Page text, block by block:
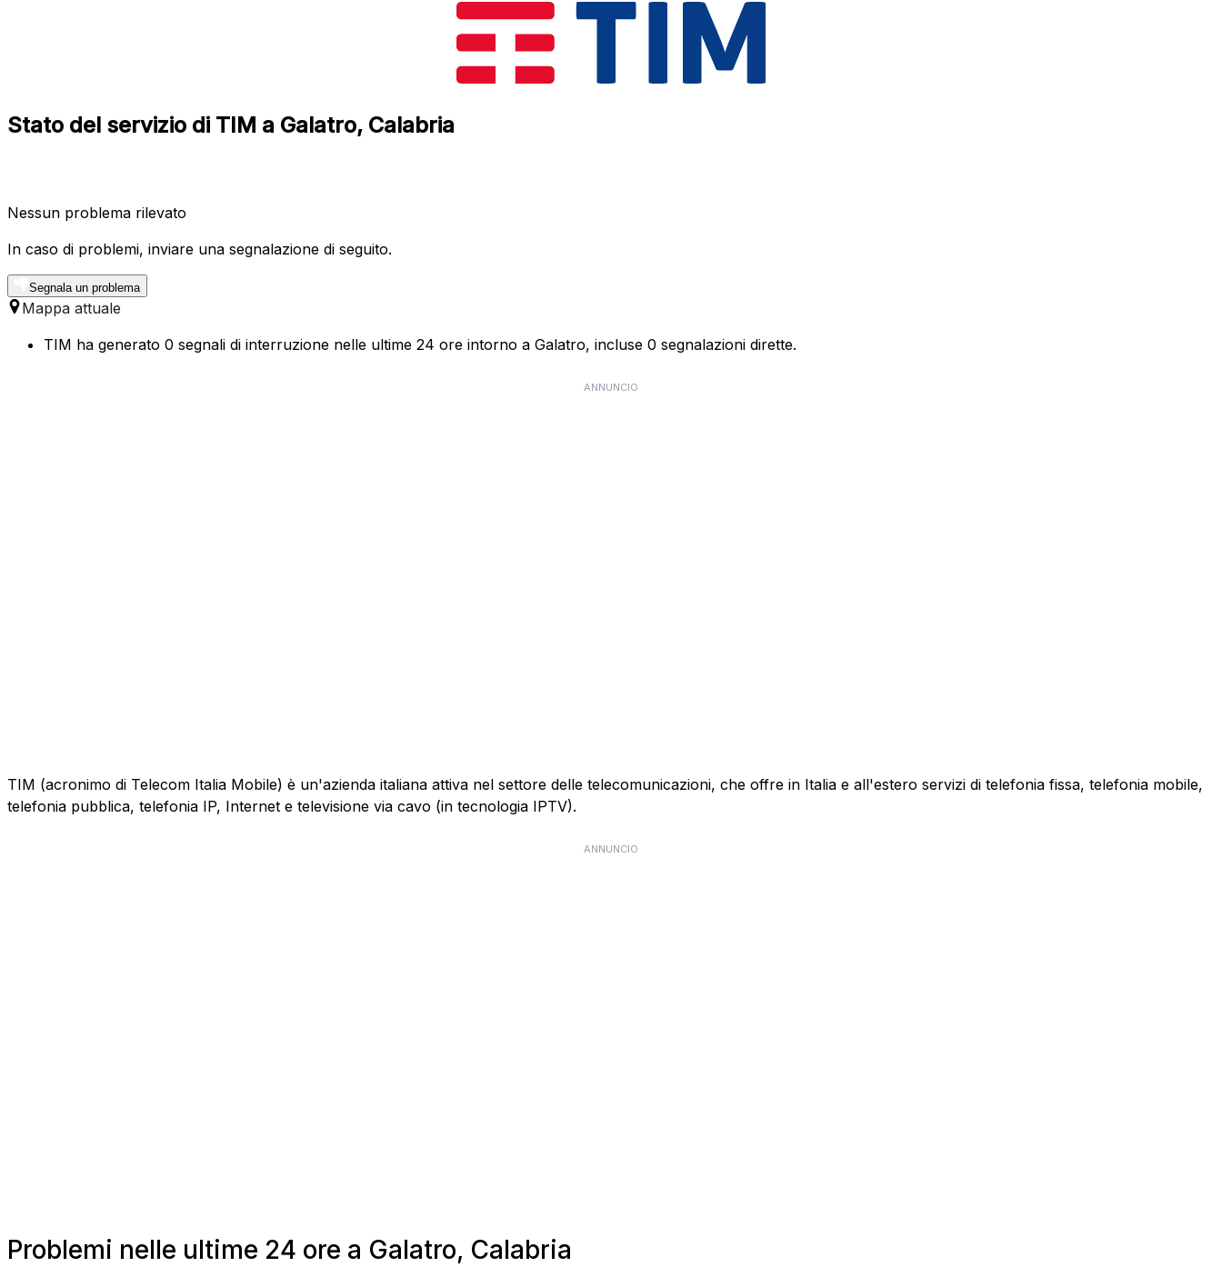
Stato del servizio di TIM a Galatro, Calabria
Nessun problema rilevato
In caso di problemi, inviare una segnalazione di seguito.
Segnala un problema
Mappa attuale
TIM ha generato 0 segnali di interruzione nelle ultime 24 ore intorno a Galatro, incluse 0 segnalazioni dirette.
ANNUNCIO
TIM (acronimo di Telecom Italia Mobile) è un'azienda italiana attiva nel settore delle telecomunicazioni, che offre in Italia e all'estero servizi di telefonia fissa, telefonia mobile,
telefonia pubblica, telefonia IP, Internet e televisione via cavo (in tecnologia IPTV).
ANNUNCIO
Problemi nelle ultime 24 ore a Galatro, Calabria